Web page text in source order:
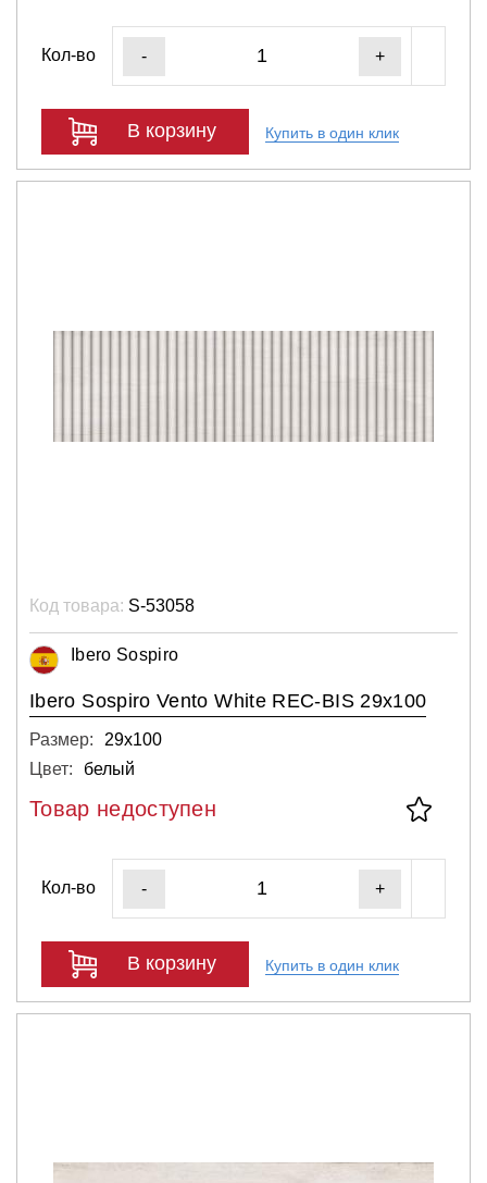
Кол-во - +
В корзину Купить в один клик
Код товара: S-53058
Ibero Sospiro
Ibero Sospiro Vento White REC-BIS 29x100
Размер:
29х100
Цвет:
белый
Товар недоступен
Кол-во - +
В корзину Купить в один клик